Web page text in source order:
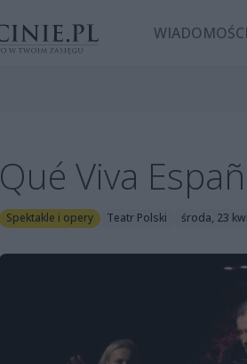
WIADOMOŚCI
Qué Viva
Spektakle i opery Teatr Polski środa, 23